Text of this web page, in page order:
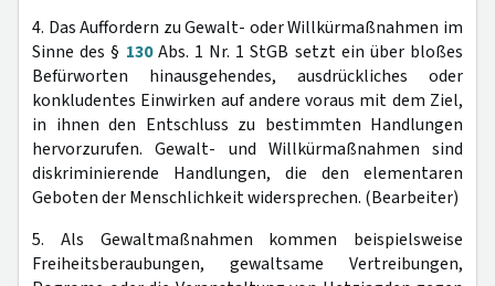
4. Das Auffordern zu Gewalt- oder Willkürmaßnahmen im
Sinne des § 130Abs. 1 Nr. 1 StGB setzt ein über bloßes
Befürworten hinausgehendes, ausdrückliches oder
konkludentes Einwirken auf andere voraus mit dem Ziel,
in ihnen den Entschluss zu bestimmten Handlungen
hervorzurufen. Gewalt- und Willkürmaßnahmen sind
diskriminierende Handlungen, die den elementaren
Geboten der Menschlichkeit widersprechen. (Bearbeiter)
5. Als Gewaltmaßnahmen kommen beispielsweise
Freiheitsberaubungen, gewaltsame Vertreibungen,